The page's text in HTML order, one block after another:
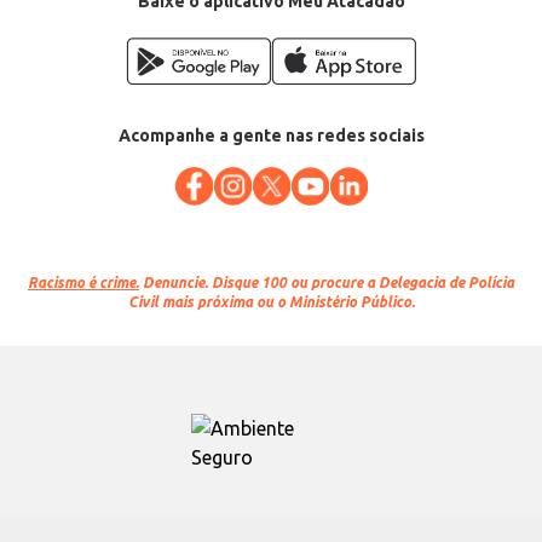
Acompanhe a gente nas redes sociais
Racismo é crime. Denuncie. Disque 100 ou procure a Delegacia de Polícia
Civil mais próxima ou o Ministério Público.